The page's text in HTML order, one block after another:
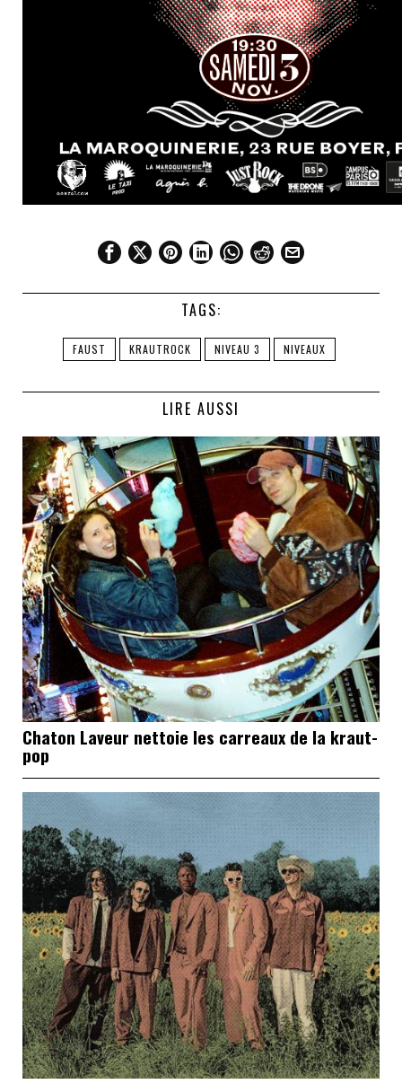
TAGS:
FAUST KRAUTROCK NIVEAU 3 NIVEAUX
LIRE AUSSI
Chaton Laveur nettoie les carreaux de la kraut-
pop